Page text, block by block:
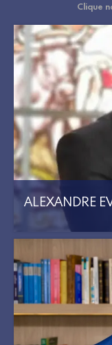
Clique
ALEXANDRE